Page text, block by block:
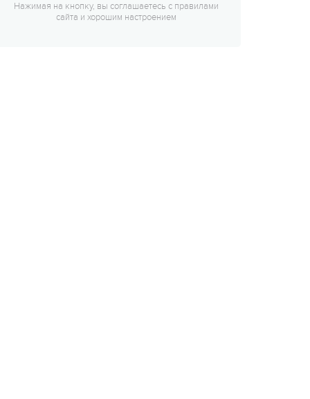
Нажимая на кнопку, вы соглашаетесь с правилами
сайта и хорошим настроением